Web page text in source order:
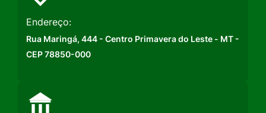
Endereço:
Rua Maringá, 444 - Centro Primavera do Leste - MT -
CEP 78850-000